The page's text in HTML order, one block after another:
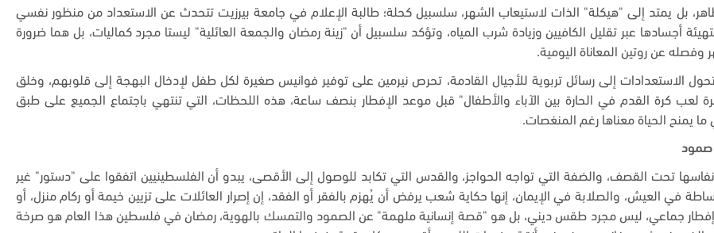
بل يمتد إلى "هيكلة" الذات لاستيعاب الشهر، سلسبيل كحلة؛ طالبة الإعلام في جامعة بيرزيت تتحدث عن الاستعداد من منظور نفسي
أجسادها عبر تقليل الكافيين وزيادة شرب المياه، وتؤكد سلسبيل أن "زينة رمضان والجمعة العائلية" ليستا مجرد كماليات، بل هما ضرورة
وفصله عن روتين المعاناة اليومية.
الاستعدادات إلى رسائل تربوية للأجيال القادمة، تحرص نيرمين على توفير فوانيس صغيرة لكل طفل لإدخال البهجة إلى قلوبهم، وخلق
لعب كرة القدم في الحارة بين الآباء والأطفال" قبل موعد الإفطار بنصف ساعة، هذه اللحظات، التي تنتهي باجتماع الجميع على طبق
يمنح الحياة معناها رغم المنغصات.
صمود
تحت القصف، والضفة التي تواجه الحواجز، والقدس التي تكابد للوصول إلى الأقصى، يبدو أن الفلسطينيين اتفقوا على "دستور" غير
في العيش، والصلابة في الإيمان، إنها حكاية شعب يرفض أن يُهزم بالفقر أو الفقد، إن إصرار العائلات على تزيين خيمة أو ركام منزل، أو
إفطار جماعي، ليس مجرد طقس ديني، بل هو "قصة إنسانية ملهمة" عن الصمود والتمسك بالهوية، رمضان في فلسطين هذا العام هو صرخة